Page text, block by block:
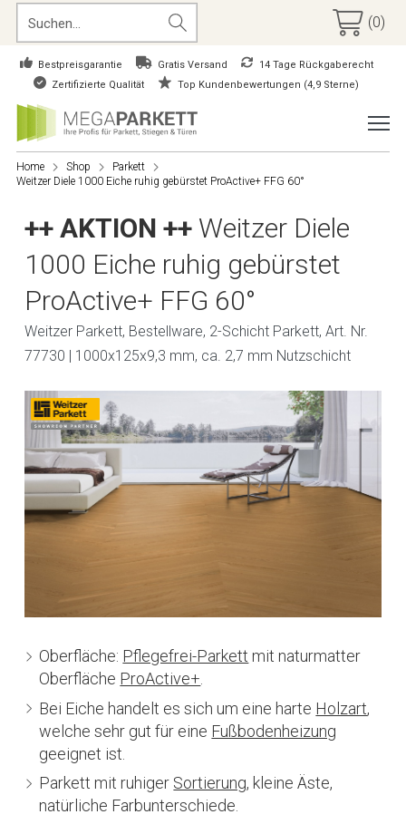
(0)
Bestpreisgarantie Gratis Versand
14 Tage Rückgaberecht
Zertifizierte Qualität
Top Kundenbewertungen (4,9 Sterne)
Home Shop
Parkett
Weitzer Diele 1000 Eiche ruhig gebürstet ProActive+ FFG 60°
++ AKTION ++ Weitzer Diele
1000 Eiche ruhig gebürstet
ProActive+ FFG 60°
Weitzer Parkett, Bestellware, 2-Schicht Parkett, Art. Nr.
77730 | 1000x125x9,3 mm, ca. 2,7 mm Nutzschicht
Oberfläche: Pflegefrei-Parkett mit naturmatter
Oberfläche ProActive+.
Bei Eiche handelt es sich um eine harte Holzart,
welche sehr gut für eine Fußbodenheizung
geeignet ist.
Parkett mit ruhiger Sortierung, kleine Äste,
natürliche Farbunterschiede.